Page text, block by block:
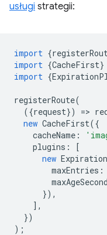
usługi strategii:
import {
import {CacheFirst}
import {
registerRoute(
({request}) =>
new CacheFirst({
cacheName :
plugins :
[
new
maxEntries :
}),
],
})
);